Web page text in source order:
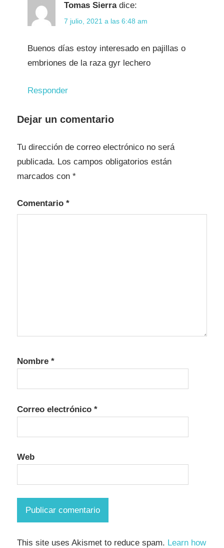
Tomas Sierra dice:
7 julio, 2021 a las 6:48 am
Buenos días estoy interesado en pajillas o
embriones de la raza gyr lechero
Responder
Dejar un comentario
Tu dirección de correo electrónico no será
publicada. Los campos obligatorios están
marcados con *
Comentario *
Nombre *
Correo electrónico *
Web
This site uses Akismet to reduce spam. Learn how